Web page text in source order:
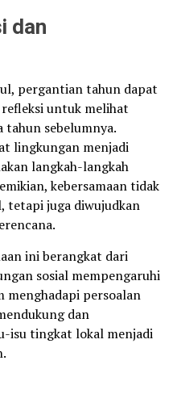
dan
pergantian tahun dapat
untuk melihat
tahun sebelumnya.
lingkungan menjadi
langkah-langkah
kebersamaan tidak
tetapi juga diwujudkan
ini berangkat dari
sosial mempengaruhi
menghadapi persoalan
dan
isu tingkat lokal menjadi